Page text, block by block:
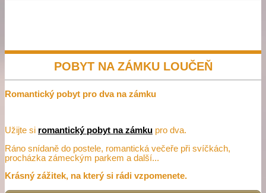
POBYT NA ZÁMKU LOUČEŇ
Romantický pobyt pro dva na zámku
Užijte si romantický pobyt na zámku pro dva.
Ráno snídaně do postele, romantická večeře při svíčkách,
procházka zámeckým parkem a další...
Krásný zážitek, na který si rádi vzpomenete.